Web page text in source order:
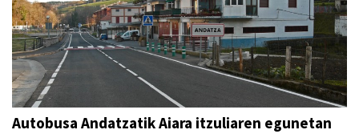
Autobusa Andatzatik Aiara itzuliaren egunetan